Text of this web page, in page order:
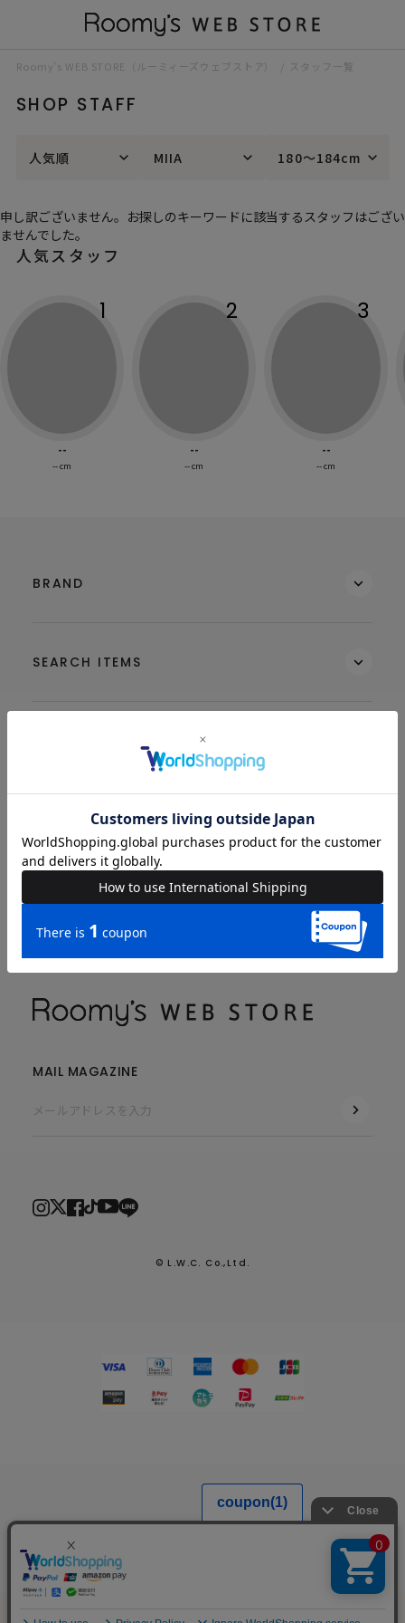
Roomy’s WEB STORE（ルーミィーズウェブストア） スタッフ一覧
SHOP STAFF
人気順 MIIA 180～184cm
申し訳ございません。お探しのキーワードに該当するスタッフはござい
ませんでした。
人気スタッフ
1
--
-- cm
2
--
-- cm
3
--
-- cm
BRAND
SEARCH ITEMS
GUIDE & HELP
COMPANY
MAIL MAGAZINE
© L.W.C. Co.,Ltd.